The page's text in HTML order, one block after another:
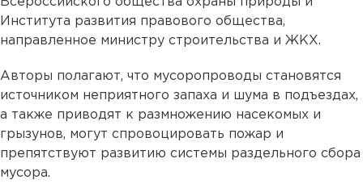
Института развития правового общества,
направленное министру строительства и ЖКХ.
Авторы полагают, что мусоропроводы становятся
источником неприятного запаха и шума в подъездах,
а также приводят к размножению насекомых и
грызунов, могут спровоцировать пожар и
препятствуют развитию системы раздельного сбора
мусора.